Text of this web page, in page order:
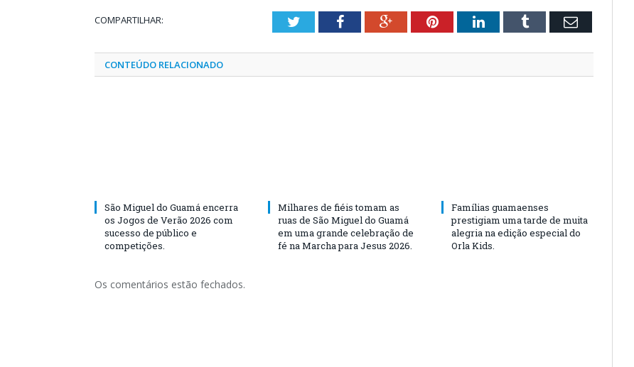
COMPARTILHAR: TwitterFacebookGoogle+PinterestLinkedInTumblr Email
CONTEÚDO RELACIONADO
São Miguel do Guamá encerra
os Jogos de Verão 2026 com
sucesso de público e
competições.
Milhares de fiéis tomam as
ruas de São Miguel do Guamá
em uma grande celebração de
fé na Marcha para Jesus 2026.
Famílias guamaenses
prestigiam uma tarde de muita
alegria na edição especial do
Orla Kids.
Os comentários estão fechados.